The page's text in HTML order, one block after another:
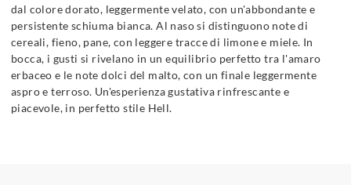
dal colore dorato, leggermente velato, con un'abbondante e
persistente schiuma bianca. Al naso si distinguono note di
cereali, fieno, pane, con leggere tracce di limone e miele. In
bocca, i gusti si rivelano in un equilibrio perfetto tra l'amaro
erbaceo e le note dolci del malto, con un finale leggermente
aspro e terroso. Un'esperienza gustativa rinfrescante e
piacevole, in perfetto stile Hell.